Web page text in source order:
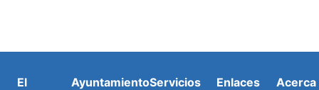
El
AyuntamientoServicios
Enlaces
Acerca